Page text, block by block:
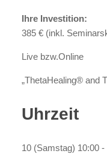
Ihre Investition:
385 € (inkl.
Live bzw.Online
„ThetaHealing® and
Uhrzeit
10 (Samstag) 10:00